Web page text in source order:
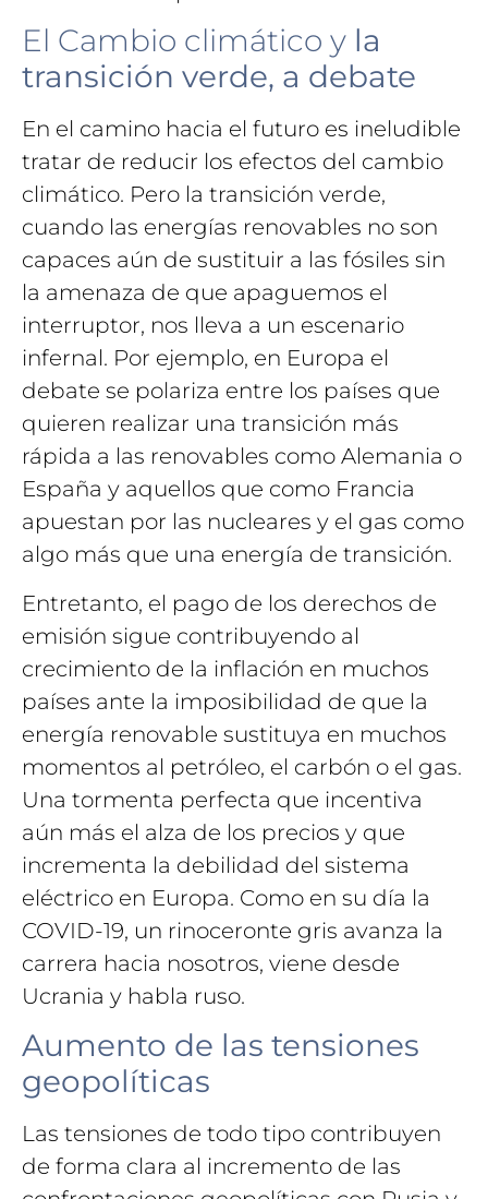
El Cambio climático y la
transición verde, a debate
En el camino hacia el futuro es ineludible
tratar de reducir los efectos del cambio
climático. Pero la transición verde,
cuando las energías renovables no son
capaces aún de sustituir a las fósiles sin
la amenaza de que apaguemos el
interruptor, nos lleva a un escenario
infernal. Por ejemplo, en Europa el
debate se polariza entre los países que
quieren realizar una transición más
rápida a las renovables como Alemania o
España y aquellos que como Francia
apuestan por las nucleares y el gas como
algo más que una energía de transición.
Entretanto, el pago de los derechos de
emisión sigue contribuyendo al
crecimiento de la inflación en muchos
países ante la imposibilidad de que la
energía renovable sustituya en muchos
momentos al petróleo, el carbón o el gas.
Una tormenta perfecta que incentiva
aún más el alza de los precios y que
incrementa la debilidad del sistema
eléctrico en Europa. Como en su día la
COVID-19, un rinoceronte gris avanza la
carrera hacia nosotros, viene desde
Ucrania y habla ruso.
Aumento de las tensiones
geopolíticas
Las tensiones de todo tipo contribuyen
de forma clara al incremento de las